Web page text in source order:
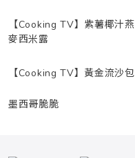
【Cooking TV】紫薯椰汁燕
麥西米露
【Cooking TV】黃金流沙包
墨西哥脆脆